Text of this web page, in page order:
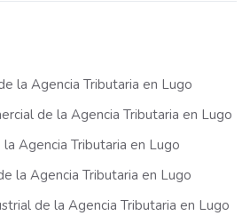
la Agencia Tributaria en Lugo
de la Agencia Tributaria en Lugo
Agencia Tributaria en Lugo
la Agencia Tributaria en Lugo
de la Agencia Tributaria en Lugo